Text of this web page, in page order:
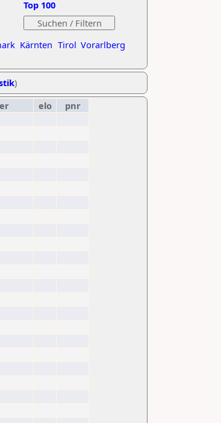
Kärnten Tirol Vorarlberg
Top 100
)
elo
pnr